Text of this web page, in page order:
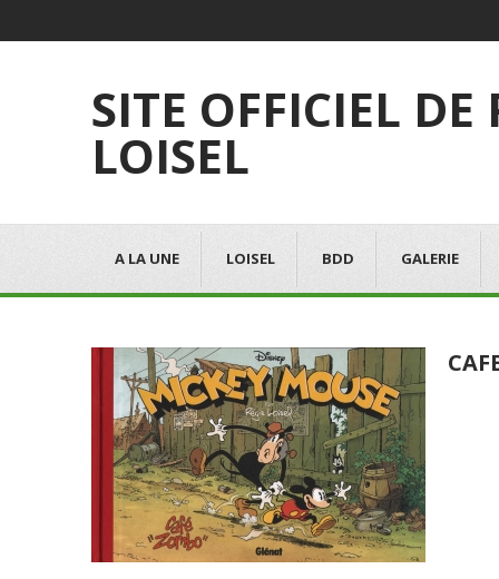
SITE OFFICIEL DE
LOISEL
A LA UNE LOISEL BDD GALERIE